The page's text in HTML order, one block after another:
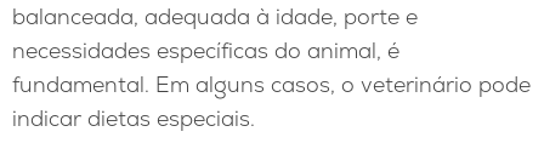
balanceada, adequada à idade, porte e
necessidades específicas do animal, é
fundamental. Em alguns casos, o veterinário pode
indicar dietas especiais.